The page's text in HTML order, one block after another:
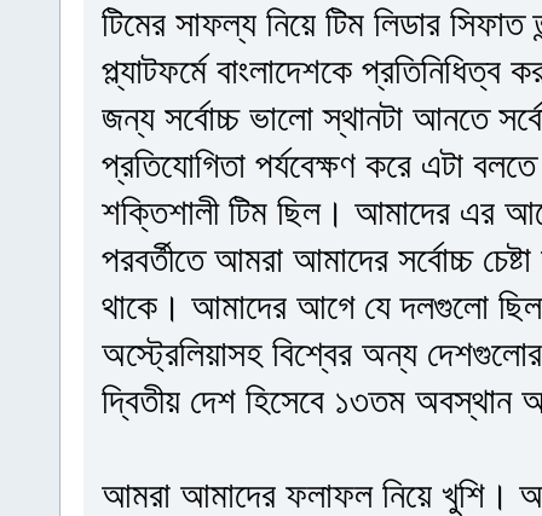
টিমের সাফল্য নিয়ে টিম লিডার
প্ল্যাটফর্মে বাংলাদেশকে প্রতিনিধিত্ব
জন্য সর্বোচ্চ ভালো স্থানটা আনতে
প্রতিযোগিতা পর্যবেক্ষণ করে এটা
শক্তিশালী টিম ছিল। আমাদের এর
পরবর্তীতে আমরা আমাদের সর্বোচ্চ
থাকে। আমাদের আগে যে দলগুলো
অস্ট্রেলিয়াসহ বিশ্বের অন্য
দ্বিতীয় দেশ হিসেবে ১৩তম অবস্থান
আমরা আমাদের ফলাফল নিয়ে খুশি।